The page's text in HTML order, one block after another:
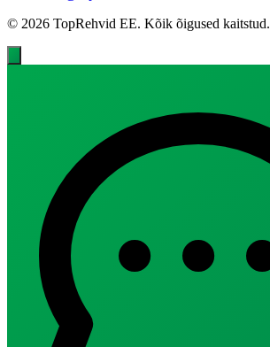
© 2026 TopRehvid EE. Kõik õigused kaitstud.